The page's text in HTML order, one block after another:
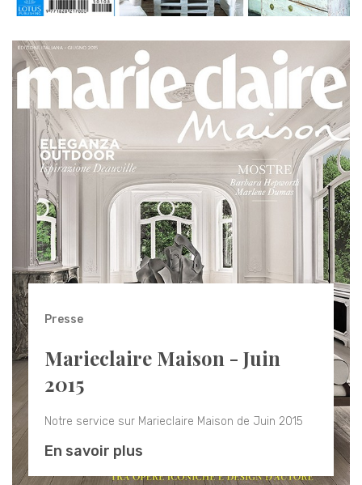
Presse
Marieclaire Maison - Juin
2015
Notre service sur Marieclaire Maison de Juin 2015
En savoir plus